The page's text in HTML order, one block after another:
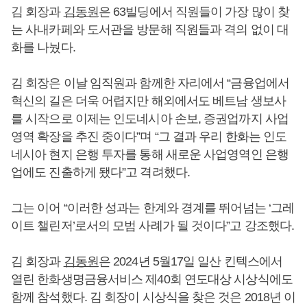
김 회장과 김동원은 63빌딩에서 직원들이 가장 많이 찾
는 사내카페와 도서관을 방문해 직원들과 격의 없이 대
화를 나눴다.
김 회장은 이날 임직원과 함께한 자리에서 “금융업에서
혁신의 길은 더욱 어렵지만 해외에서도 베트남 생보사
를 시작으로 이제는 인도네시아 손보, 증권업까지 사업
영역 확장을 추진 중이다”며 “그 결과 우리 한화는 인도
네시아 현지 은행 투자를 통해 새로운 사업영역인 은행
업에도 진출하게 됐다”고 격려했다.
그는 이어 “이러한 성과는 한계와 경계를 뛰어넘는 ‘그레
이트 챌린저’로서의 모범 사례가 될 것이다”고 강조했다.
김 회장과 김동원은 2024년 5월17일 일산 킨텍스에서
열린 한화생명금융서비스 제40회 연도대상 시상식에도
함께 참석했다. 김 회장이 시상식을 찾은 것은 2018년 이